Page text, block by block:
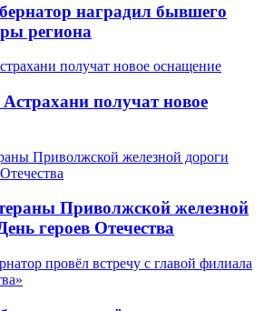
наградил бывшего
региона
получат новое
Приволжской железной
героев Отечества